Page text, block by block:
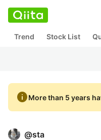
Trend Stock List
infoMore than 5 years
@sta